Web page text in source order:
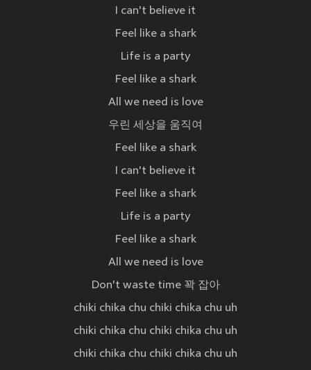
I can't believe it
Feel like a shark
Life is a party
Feel like a shark
All we need is love
우린 세상을 움직여
Feel like a shark
I can't believe it
Feel like a shark
Life is a party
Feel like a shark
All we need is love
Don't waste time 꽉 잡아
chiki chika chu chiki chika chu uh
chiki chika chu chiki chika chu uh
chiki chika chu chiki chika chu uh